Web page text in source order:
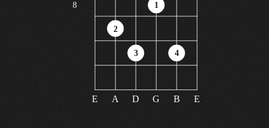
8
E A D G B E
2
3
1
4